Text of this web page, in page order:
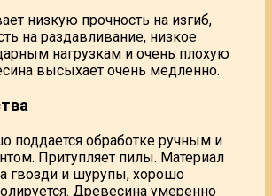
низкую прочность на изгиб,
на раздавливание, низкое
нагрузкам и очень плохую
высыхает очень медленно.
поддается обработке ручным и
Притупляет пилы. Материал
гвозди и шурупы, хорошо
Древесина умеренно